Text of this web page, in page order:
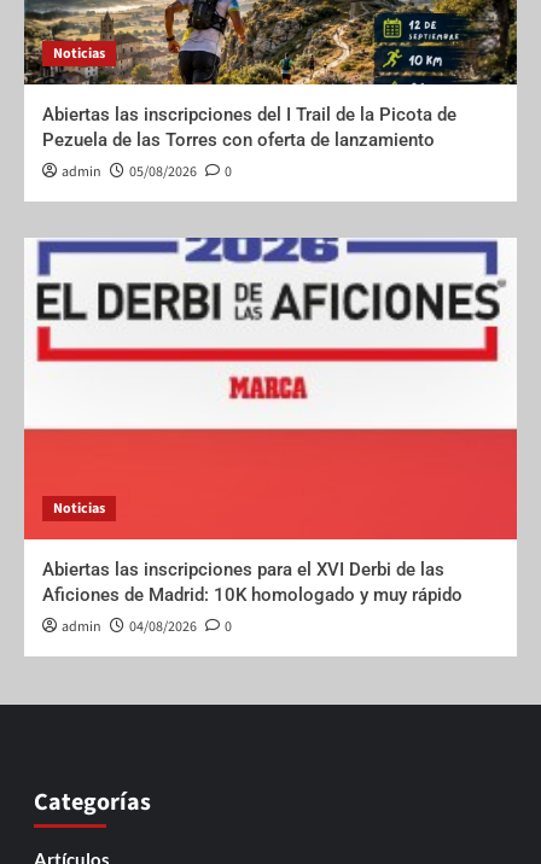
Noticias
Abiertas las inscripciones del I Trail de la Picota de
Pezuela de las Torres con oferta de lanzamiento
admin 05/08/2026 0
Noticias
Abiertas las inscripciones para el XVI Derbi de las
Aficiones de Madrid: 10K homologado y muy rápido
admin 04/08/2026 0
Categorías
Artículos